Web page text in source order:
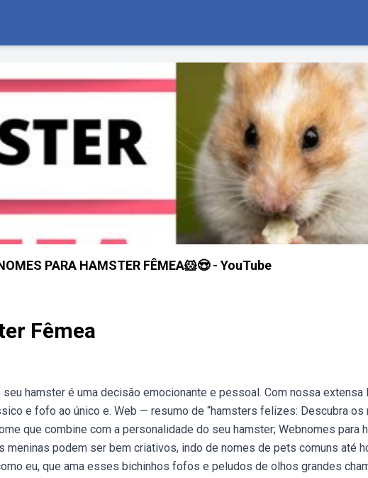
PARA HAMSTER FÊMEA🐹😍 - YouTube
Fêmea
hamster é uma decisão emocionante e pessoal. Com nossa extensa
e fofo ao único e. Web — resumo de “hamsters felizes: Descubra os
que combine com a personalidade do seu hamster; Webnomes para
meninas podem ser bem criativos, indo de nomes de pets comuns até
eu, que ama esses bichinhos fofos e peludos de olhos grandes